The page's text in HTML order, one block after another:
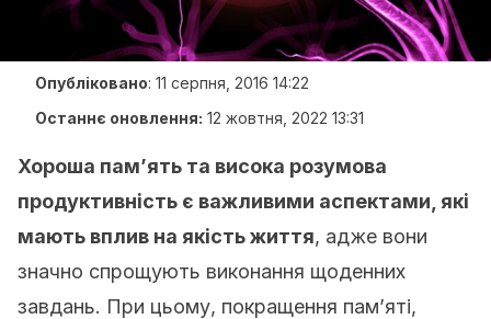
Опубліковано: 11 серпня, 2016 14:22
Останнє оновлення: 12 жовтня, 2022 13:31
Хороша пам’ять та висока розумова
продуктивність є важливими аспектами, які
мають вплив на якість життя, адже вони
значно спрощують виконання щоденних
завдань. При цьому, покращення пам’яті,